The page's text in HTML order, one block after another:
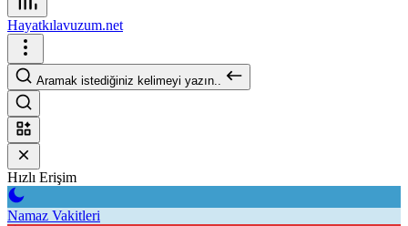
Hayatkılavuzum.net
Aramak istediğiniz kelimeyi yazın..
Hızlı Erişim
Namaz Vakitleri